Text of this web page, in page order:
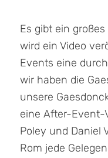
Es gibt ein
wird ein Video
Events eine
wir haben die
unsere
eine After-Event-
Poley und Daniel
Rom jede